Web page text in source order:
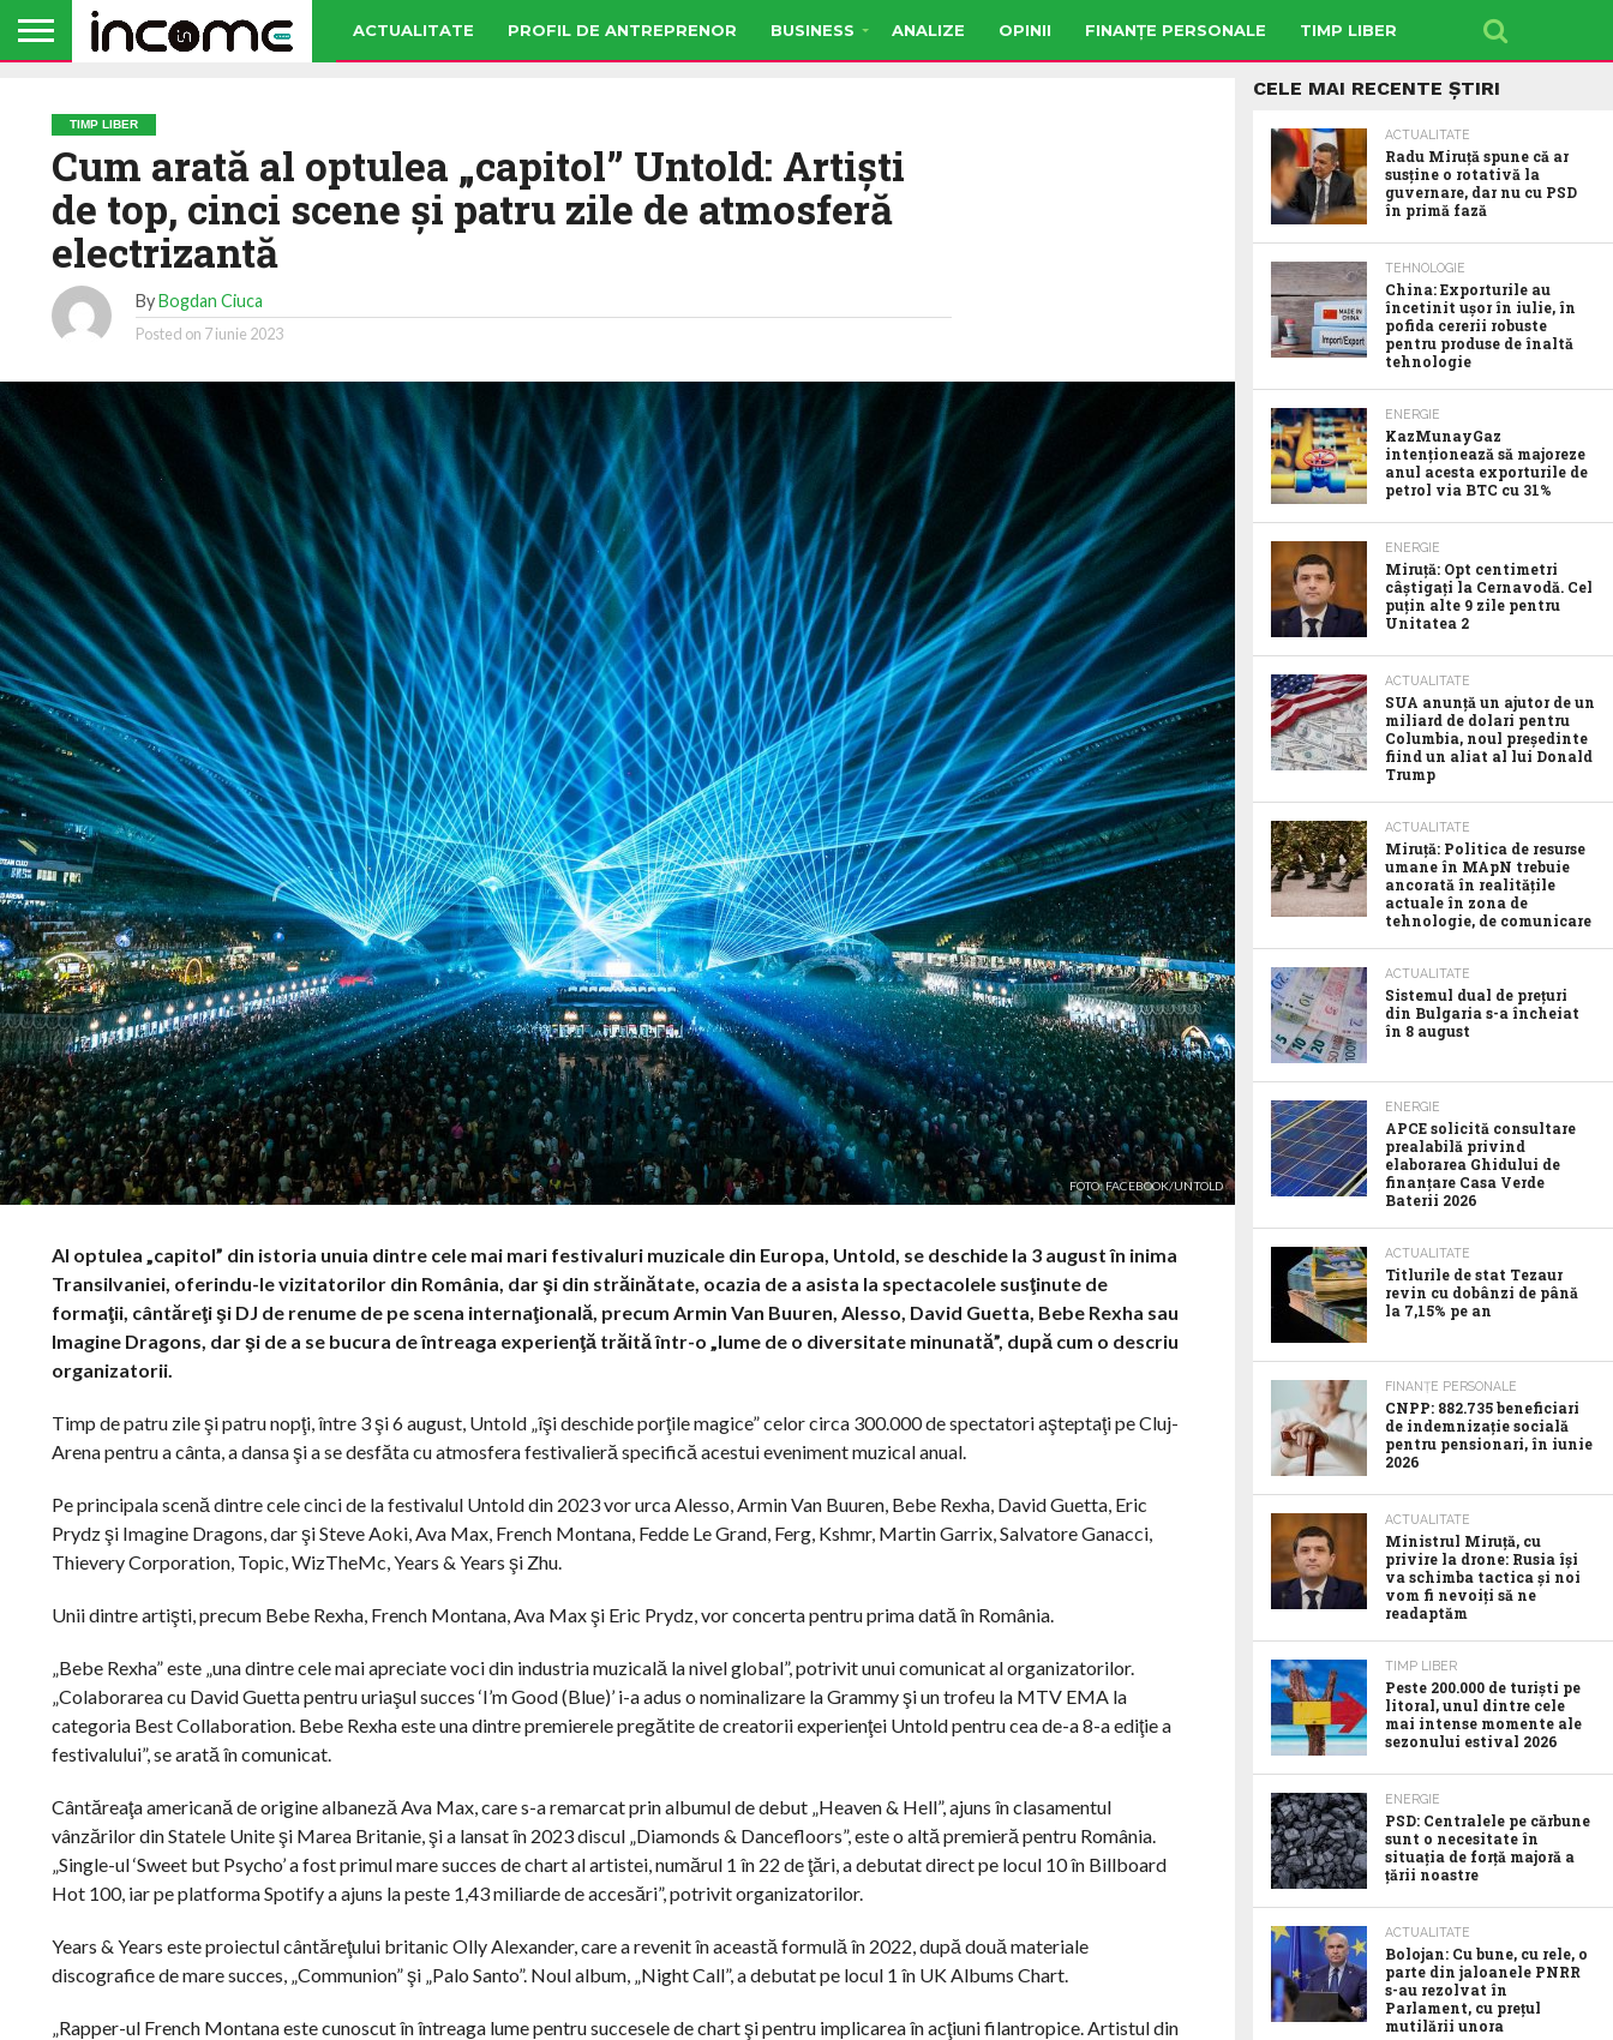
ACTUALITATE PROFIL DE ANTREPRENOR BUSINESS ANALIZE OPINII FINANȚE PERSONALE TIMP LIBER
TIMP LIBER
Cum arată al optulea „capitol” Untold: Artişti
de top, cinci scene şi patru zile de atmosferă
electrizantă
ByBogdan Ciuca
Posted on 7 iunie 2023
FOTO: FACEBOOK/UNTOLD
Al optulea „capitol” din istoria unuia dintre cele mai mari festivaluri muzicale din Europa, Untold, se deschide la 3 august în inima
Transilvaniei, oferindu-le vizitatorilor din România, dar şi din străinătate, ocazia de a asista la spectacolele susţinute de
formaţii, cântăreţi şi DJ de renume de pe scena internaţională, precum Armin Van Buuren, Alesso, David Guetta, Bebe Rexha sau
Imagine Dragons, dar şi de a se bucura de întreaga experienţă trăită într-o „lume de o diversitate minunată”, după cum o descriu
organizatorii.
Timp de patru zile şi patru nopţi, între 3 şi 6 august, Untold „îşi deschide porţile magice” celor circa 300.000 de spectatori aşteptaţi pe Cluj-
Arena pentru a cânta, a dansa şi a se desfăta cu atmosfera festivalieră specifică acestui eveniment muzical anual.
Pe principala scenă dintre cele cinci de la festivalul Untold din 2023 vor urca Alesso, Armin Van Buuren, Bebe Rexha, David Guetta, Eric
Prydz şi Imagine Dragons, dar şi Steve Aoki, Ava Max, French Montana, Fedde Le Grand, Ferg, Kshmr, Martin Garrix, Salvatore Ganacci,
Thievery Corporation, Topic, WizTheMc, Years & Years şi Zhu.
Unii dintre artişti, precum Bebe Rexha, French Montana, Ava Max şi Eric Prydz, vor concerta pentru prima dată în România.
„Bebe Rexha” este „una dintre cele mai apreciate voci din industria muzicală la nivel global”, potrivit unui comunicat al organizatorilor.
„Colaborarea cu David Guetta pentru uriaşul succes ‘I’m Good (Blue)’ i-a adus o nominalizare la Grammy şi un trofeu la MTV EMA la
categoria Best Collaboration. Bebe Rexha este una dintre premierele pregătite de creatorii experienţei Untold pentru cea de-a 8-a ediţie a
festivalului”, se arată în comunicat.
Cântăreaţa americană de origine albaneză Ava Max, care s-a remarcat prin albumul de debut „Heaven & Hell”, ajuns în clasamentul
vânzărilor din Statele Unite şi Marea Britanie, şi a lansat în 2023 discul „Diamonds & Dancefloors”, este o altă premieră pentru România.
„Single-ul ‘Sweet but Psycho’ a fost primul mare succes de chart al artistei, numărul 1 în 22 de ţări, a debutat direct pe locul 10 în Billboard
Hot 100, iar pe platforma Spotify a ajuns la peste 1,43 miliarde de accesări”, potrivit organizatorilor.
Years & Years este proiectul cântăreţului britanic Olly Alexander, care a revenit în această formulă în 2022, după două materiale
discografice de mare succes, „Communion” şi „Palo Santo”. Noul album, „Night Call”, a debutat pe locul 1 în UK Albums Chart.
„Rapper-ul French Montana este cunoscut în întreaga lume pentru succesele de chart şi pentru implicarea în acţiuni filantropice. Artistul din
CELE MAI RECENTE ȘTIRI
ACTUALITATE
Radu Miruţă spune că ar
susţine o rotativă la
guvernare, dar nu cu PSD
în primă fază
TEHNOLOGIE
China: Exporturile au
încetinit ușor în iulie, în
pofida cererii robuste
pentru produse de înaltă
tehnologie
ENERGIE
KazMunayGaz
intenționează să majoreze
anul acesta exporturile de
petrol via BTC cu 31%
ENERGIE
Miruță: Opt centimetri
câștigați la Cernavodă. Cel
puțin alte 9 zile pentru
Unitatea 2
ACTUALITATE
SUA anunţă un ajutor de un
miliard de dolari pentru
Columbia, noul preşedinte
fiind un aliat al lui Donald
Trump
ACTUALITATE
Miruță: Politica de resurse
umane în MApN trebuie
ancorată în realitățile
actuale în zona de
tehnologie, de comunicare
ACTUALITATE
Sistemul dual de prețuri
din Bulgaria s-a încheiat
în 8 august
ENERGIE
APCE solicită consultare
prealabilă privind
elaborarea Ghidului de
finanțare Casa Verde
Baterii 2026
ACTUALITATE
Titlurile de stat Tezaur
revin cu dobânzi de până
la 7,15% pe an
FINANȚE PERSONALE
CNPP: 882.735 beneficiari
de indemnizație socială
pentru pensionari, în iunie
2026
ACTUALITATE
Ministrul Miruță, cu
privire la drone: Rusia își
va schimba tactica și noi
vom fi nevoiți să ne
readaptăm
TIMP LIBER
Peste 200.000 de turiști pe
litoral, unul dintre cele
mai intense momente ale
sezonului estival 2026
ENERGIE
PSD: Centralele pe cărbune
sunt o necesitate în
situația de forță majoră a
țării noastre
ACTUALITATE
Bolojan: Cu bune, cu rele, o
parte din jaloanele PNRR
s-au rezolvat în
Parlament, cu prețul
mutilării unora